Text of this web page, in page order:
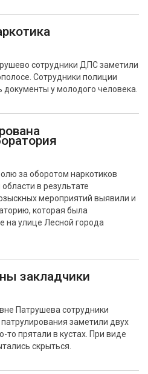
сотрудники ДПС заметили
Сотрудники полиции
у молодого человека.
за оборотом наркотиков
в результате
мероприятий выявили и
которая была
на улице Лесной города
закладчики
Патрушева сотрудники
заметили двух
прятали в кустах. При виде
скрыться.